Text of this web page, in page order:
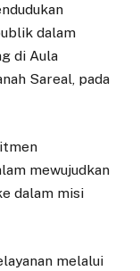
dalam
di Aula
Sareal, pada
mewujudkan
dalam misi
melalui